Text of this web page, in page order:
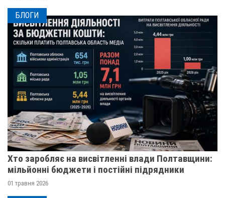
БЛОГИ
Хто заробляє на висвітленні влади Полтавщини:
мільйонні бюджети і постійні підрядники
01 травня 2026